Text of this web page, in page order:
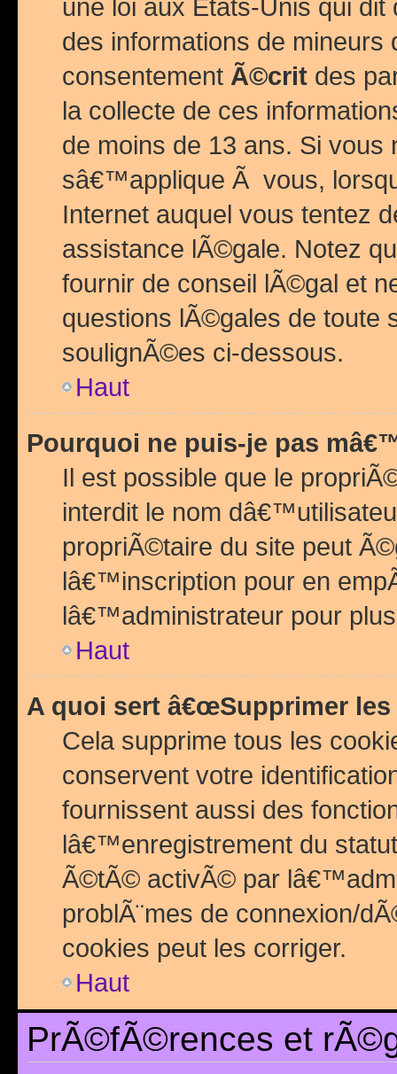
une loi aux Etats-Unis qui
des informations de mineurs
consentement Ã©crit des
la collecte de ces
de moins de 13 ans. Si
sâ€™applique Ã vous,
Internet auquel vous tentez
assistance lÃ©gale. Notez
fournir de conseil lÃ©gal et
questions lÃ©gales de
soulignÃ©es ci-dessous.
Haut
Pourquoi ne puis-je pas
Il est possible que le
interdit le nom
propriÃ©taire du site peut
lâ€™inscription pour en
lâ€™administrateur pour
Haut
A quoi sert â€œSupprimer les
Cela supprime tous les
conservent votre
fournissent aussi des
lâ€™enregistrement du
Ã©tÃ© activÃ© par
problÃ¨mes de connexion/
cookies peut les corriger.
Haut
PrÃ©fÃ©rences et